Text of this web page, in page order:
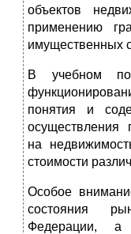
объектов
применению
имущественных
В учебном
понятия и
осуществления
на
стоимости
Особое
состояния
Федерации, а